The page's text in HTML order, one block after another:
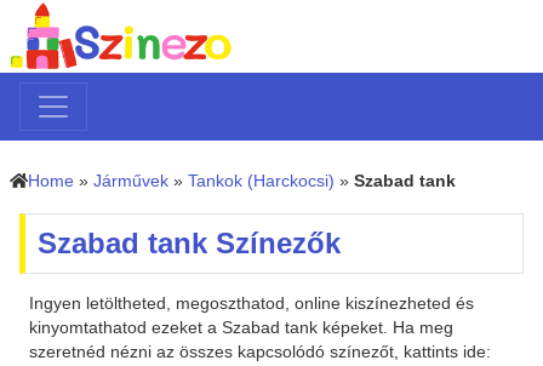
Home » Járművek » Tankok (Harckocsi) » Szabad tank
Szabad tank Színezők
Ingyen letöltheted, megoszthatod, online kiszínezheted és
kinyomtathatod ezeket a Szabad tank képeket. Ha meg
szeretnéd nézni az összes kapcsolódó színezőt, kattints ide: